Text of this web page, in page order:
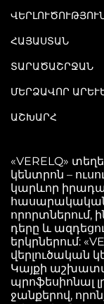
ՀԱՅԱՍՏԱՆ
ՏԱՐԱԾԱՇՐՋԱՆ
ՄԵՐՁԱՎՈՐ
ԱՇԽԱՐՀ
«VERELQ»
կենտրոն –
կարևոր
որորտներում,
դերը և
երկրներում:
վերլուծական
Կայքի
պրոֆեսիոնալ
ջանքերով,